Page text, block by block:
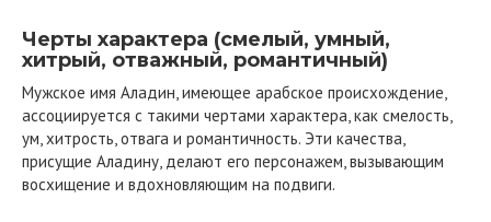
Черты характера (смелый, умный,
хитрый, отважный, романтичный)
Мужское имя Аладин, имеющее арабское происхождение,
ассоциируется с такими чертами характера, как смелость,
ум, хитрость, отвага и романтичность. Эти качества,
присущие Аладину, делают его персонажем, вызывающим
восхищение и вдохновляющим на подвиги.